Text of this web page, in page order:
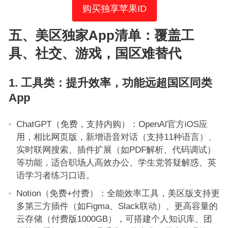
购买独享苹果ID
五、美区独家App清单：覆盖工
具、社交、游戏，国区难替代
1. 工具类：提升效率，功能远超国区同类
App
ChatGPT（免费，支持内购）：OpenAI官方iOS应
用，相比网页版，新增语音对话（支持11种语言）、
实时联网搜索、插件扩展（如PDF解析、代码调试）
等功能，适合职场人高效办公、学生党答疑解惑、英
语学习者练习口语。
Notion（免费+付费）：全能效率工具，美区版支持更
多第三方插件（如Figma、Slack联动）、更高容量的
云存储（付费版1000GB），可搭建个人知识库、团